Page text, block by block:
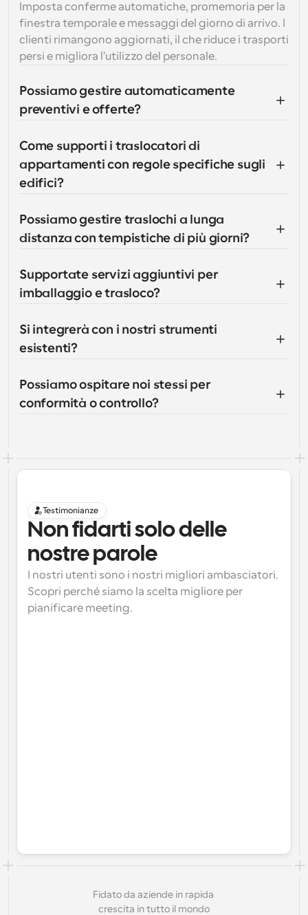
Imposta conferme automatiche, promemoria per la
finestra temporale e messaggi del giorno di arrivo. I
clienti rimangono aggiornati, il che riduce i trasporti
persi e migliora l'utilizzo del personale.
Possiamo gestire automaticamente
preventivi e offerte?
Come supporti i traslocatori di
appartamenti con regole specifiche sugli
edifici?
Possiamo gestire traslochi a lunga
distanza con tempistiche di più giorni?
Supportate servizi aggiuntivi per
imballaggio e trasloco?
Si integrerà con i nostri strumenti
esistenti?
Possiamo ospitare noi stessi per
conformità o controllo?
Testimonianze
Non fidarti solo delle
nostre parole
I nostri utenti sono i nostri migliori ambasciatori.
Scopri perché siamo la scelta migliore per
pianificare meeting.
Fidato da aziende in rapida
crescita in tutto il mondo